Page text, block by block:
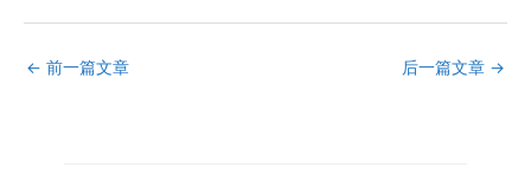
← 前一篇文章 后一篇文章 →